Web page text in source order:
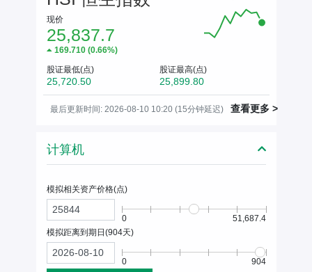
现价
25,837.7
169.710(0.66%)
股证最低(点)
25,720.50
股证最高(点)
25,899.80
最后更新时间: 2026-08-10 10:20 (15分钟延迟) 查看更多 >
计算机
模拟相关资产价格(点)
0
51,687.4
模拟距离到期日(904天)
0 904